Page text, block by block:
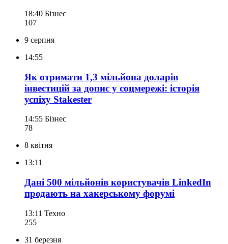
18:40 Бізнес
107
9 серпня
14:55
Як отримати 1,3 мільйона доларів
інвестицій за допис у соцмережі: історія
успіху Stakester
14:55 Бізнес
78
8 квітня
13:11
Дані 500 мільйонів користувачів LinkedIn
продають на хакерському форумі
13:11 Техно
255
31 березня